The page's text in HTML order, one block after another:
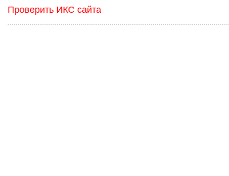
Проверить ИКС сайта